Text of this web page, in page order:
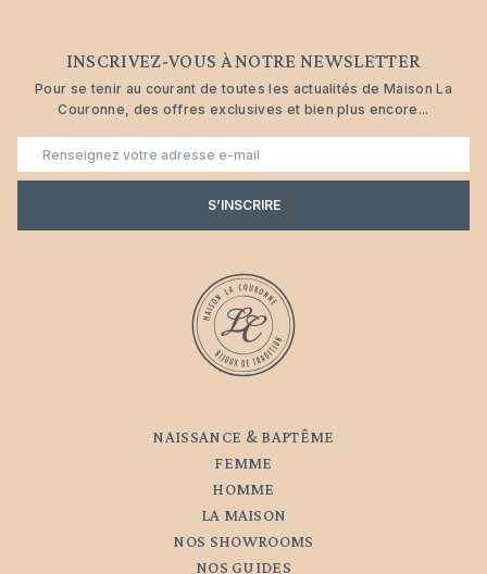
INSCRIVEZ-VOUS À NOTRE NEWSLETTER
Pour se tenir au courant de toutes les actualités de Maison La
Couronne, des offres exclusives et bien plus encore...
S’INSCRIRE
NAISSANCE & BAPTÊME
FEMME
HOMME
LA MAISON
NOS SHOWROOMS
NOS GUIDES